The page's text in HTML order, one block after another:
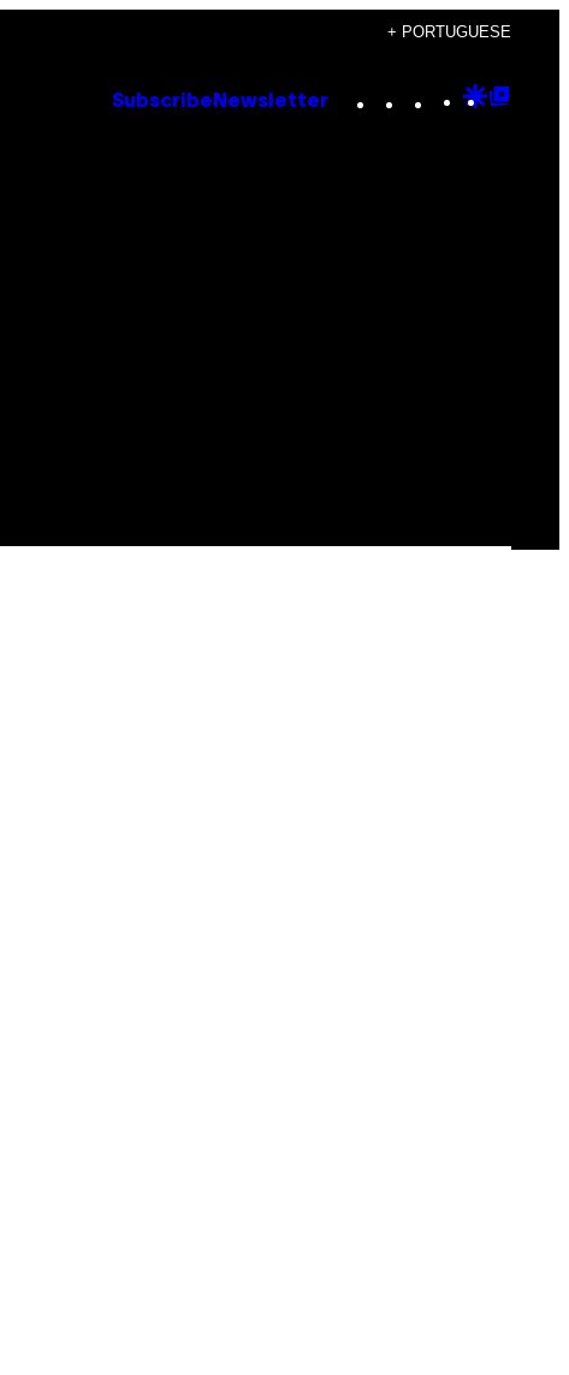
+ PORTUGUESE
Subscribe Newsletter Instagram
TikTok
YouTube
Google